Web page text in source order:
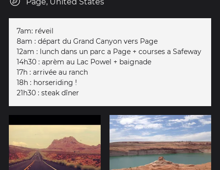
7am: réveil
8am : départ du Grand Canyon vers Page
12am : lunch dans un parc a Page + courses a Safeway
14h30 : aprèm au Lac Powel + baignade
17h : arrivée au ranch
18h : horseriding !
21h30 : steak dîner